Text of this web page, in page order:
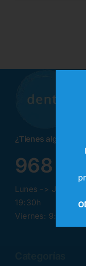
¿Tienes alguna
968 30
Lunes -> Jueves:
19:30h
Viernes: 9:00h –